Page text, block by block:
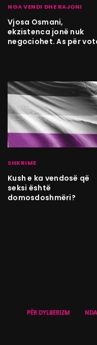
NGA VENDI DHE RAJONI
Vjosa Osmani,
ekzistenca jonë nuk
negociohet. As për
SHKRIME
Kush e ka vendosë që
seksi është
domosdoshmëri?
PËR DYLBERIZM